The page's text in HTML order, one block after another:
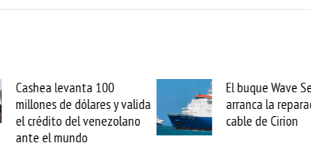
El buque Wave Sentinel
arranca la reparación del
cable de Cirion
Uber se lleva
sabemos todo lo
mejorar
esta movida